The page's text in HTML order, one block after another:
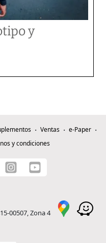
y
Ventas
e-Paper
y condiciones
00507, Zona 4